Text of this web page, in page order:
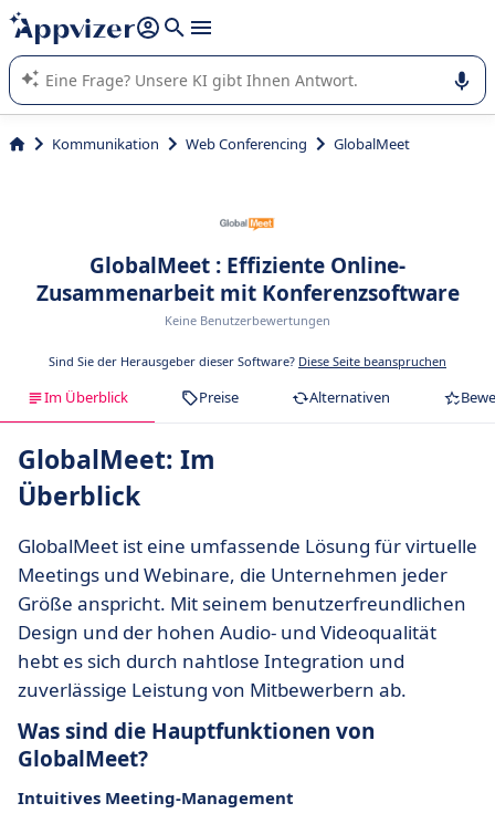
beantworten (mehrere Zeilen mit
Die KI von Appvizer führt Sie bei der Nutzung oder Auswahl
von SaaS-Software in Unternehmen.
Kommunikation Web Conferencing GlobalMeet
GlobalMeet : Effiziente Online-
Zusammenarbeit mit Konferenzsoftware
Keine Benutzerbewertungen
Sind Sie der Herausgeber dieser Software? Diese Seite beanspruchen
Im Überblick Preise Alternativen
GlobalMeet: Im
Überblick
GlobalMeet ist eine umfassende Lösung für virtuelle
Meetings und Webinare, die Unternehmen jeder
Größe anspricht. Mit seinem benutzerfreundlichen
Design und der hohen Audio- und Videoqualität
hebt es sich durch nahtlose Integration und
zuverlässige Leistung von Mitbewerbern ab.
Was sind die Hauptfunktionen von
GlobalMeet?
Intuitives Meeting-Management